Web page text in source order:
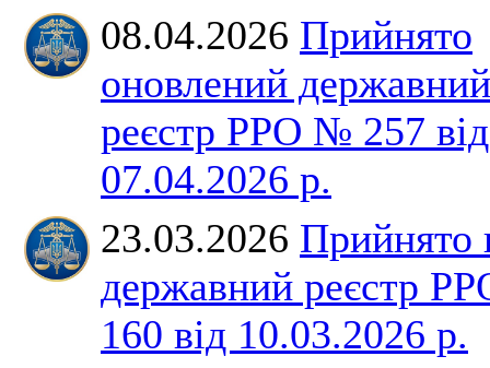
08.04.2026 Прийнято
оновлений державний
реєстр РРО № 257 від
07.04.2026 р.
23.03.2026 Прийнято
державний реєстр
160 від 10.03.2026 р.